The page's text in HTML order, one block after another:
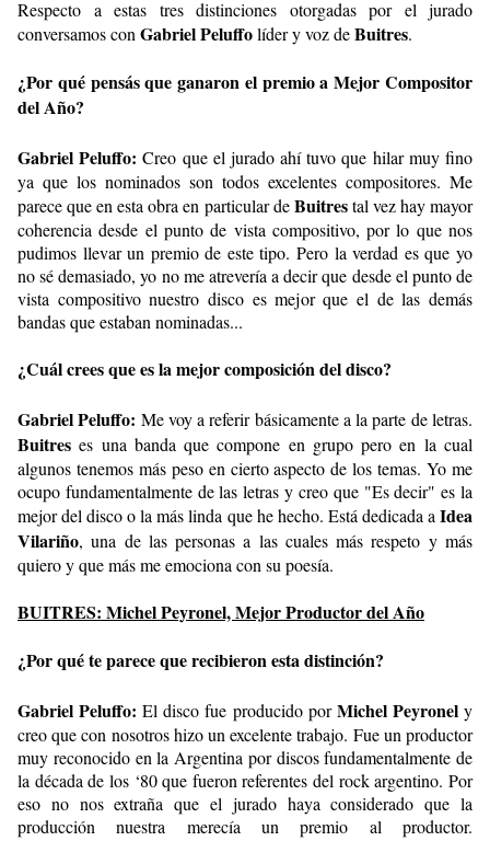
Respecto a estas tres distinciones otorgadas por el jurado
conversamos conGabriel Peluffolíder y voz deBuitres.
¿Por qué pensás que ganaron el premio a Mejor Compositor
del Año?
Gabriel Peluffo:Creo que el jurado ahí tuvo que hilar muy fino
ya que los nominados son todos excelentes compositores. Me
parece que en esta obra en particular deBuitrestal vez hay mayor
coherencia desde el punto de vista compositivo, por lo que nos
pudimos llevar un premio de este tipo. Pero la verdad es que yo
no sé demasiado, yo no me atrevería a decir que desde el punto de
vista compositivo nuestro disco es mejor que el de las demás
bandas que estaban nominadas...
¿Cuál crees que es la mejor composición del disco?
Gabriel Peluffo: Me voy a referir básicamente a la parte de letras.
Buitres es una banda que compone en grupo pero en la cual
algunos tenemos más peso en cierto aspecto de los temas. Yo me
ocupo fundamentalmente de las letras y creo que "Es decir" es la
mejor del disco o la más linda que he hecho. Está dedicada aIdea
Vilariño, una de las personas a las cuales más respeto y más
quiero y que más me emociona con su poesía.
BUITRES: Michel Peyronel, Mejor Productor del Año
¿Por qué te parece que recibieron esta distinción?
Gabriel Peluffo: El disco fue producido porMichel Peyronely
creo que con nosotros hizo un excelente trabajo. Fue un productor
muy reconocido en la Argentina por discos fundamentalmente de
la década de los ‘80 que fueron referentes del rock argentino. Por
eso no nos extraña que el jurado haya considerado que la
producción nuestra merecía un premio al productor.